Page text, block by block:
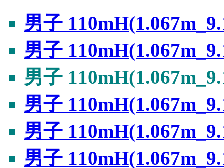
男子
男子
男子
男子
男子
男子